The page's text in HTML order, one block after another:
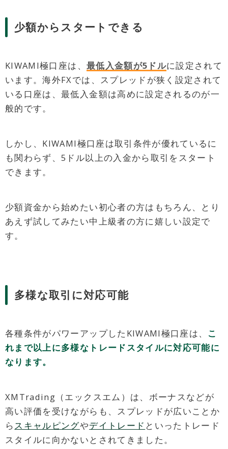
少額からスタートできる
KIWAMI極口座は、 最低入金額が5ドルに設定されて
います。海外FXでは、スプレッドが狭く設定されて
いる口座は、最低入金額は高めに設定されるのが一
般的です。
しかし、KIWAMI極口座は取引条件が優れているに
も関わらず、5ドル以上の入金から取引をスタート
できます。
少額資金から始めたい初心者の方はもちろん、とり
あえず試してみたい中上級者の方に嬉しい設定で
す。
多様な取引に対応可能
各種条件がパワーアップしたKIWAMI極口座は、 こ
れまで以上に多様なトレードスタイルに対応可能に
なります。
XMTrading（エックスエム）は、ボーナスなどが
高い評価を受けながらも、スプレッドが広いことか
らスキャルピングやデイトレード といったトレード
スタイルに向かないとされてきました。